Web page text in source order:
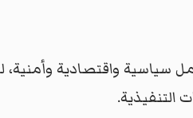
سياسية واقتصادية
التنفيذية.